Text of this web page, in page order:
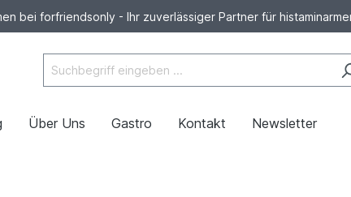
bei forfriendsonly - Ihr zuverlässiger Partner für
Über Uns Gastro Kontakt Newsletter